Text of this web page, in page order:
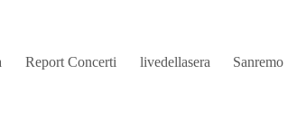
Report Concerti livedellasera Sanremo